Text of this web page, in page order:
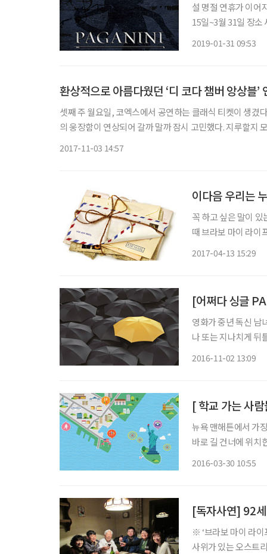
설 명절 연휴가 이어지는 2월
15일~3월 31일 장소 세종M씨어터 천재 바이올리니스트 파가니니가 비운의 대가로 남게 된
2019-01-31 09:53
환상적으로 아름다웠던 ‘디 코다 챔버 앙상블’
셋째 주 월요일, 코엑스에서 공연하는 클래식 티켓이 생겼
의 웅장함이 연상되어 갈까 말까 잠시 고민했다. 지루할지 모른다는 전제로 공연 좋아하는 후배에게 연락했더니 흔쾌히 좋다고 해서
2017-11-03 14:57
이다음 우리는
꼭 하고 싶은 말이 있
때 브라보 마이 라이
2017-04-13 15:29
영화가 중년 독신 남
나 또는 지나치게 뒤틀려 있거나. 김유준 영화 전문 프리랜
2016-11-02 13:09
뉴욕 맨해튼에서 가
바로 길 건너에 위치
2016-03-30 10:55
[독자사연] 92
※ ‘브라보 마이 라
사위가 있는 오스트